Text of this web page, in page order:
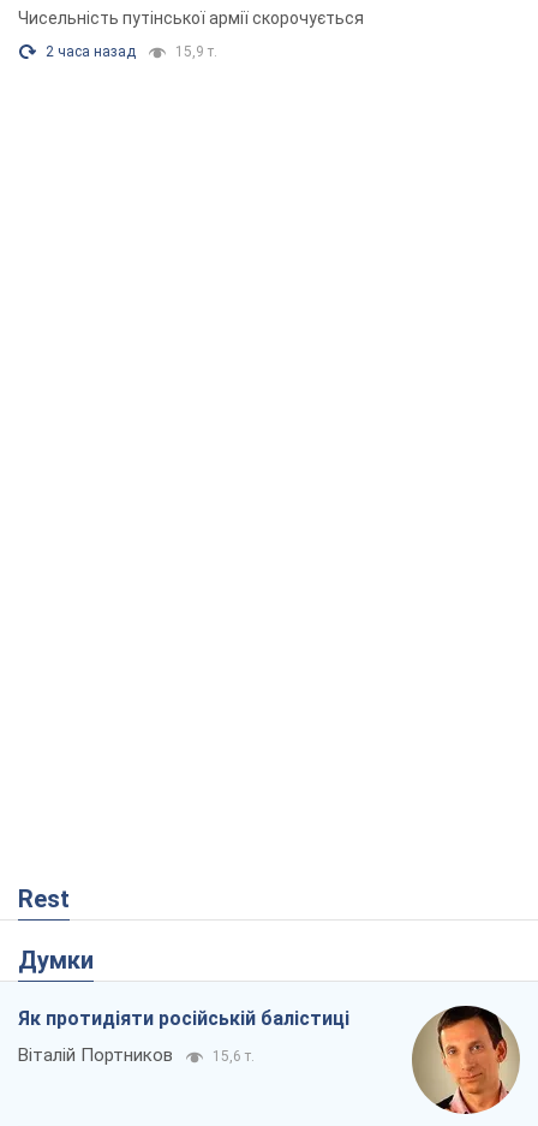
Чисельність путінської армії скорочується
2 часа назад 15,9 т.
Rest
Думки
Як протидіяти російській балістиці
Віталій Портников 15,6 т.